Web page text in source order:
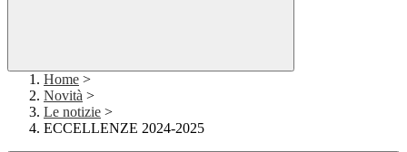
Home >
Novità >
Le notizie >
ECCELLENZE 2024-2025